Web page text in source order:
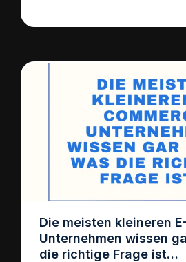
Die meisten kleineren
Unternehmen wissen
die richtige Frage ist…